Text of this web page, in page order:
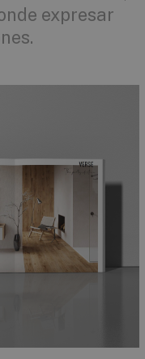
expresar